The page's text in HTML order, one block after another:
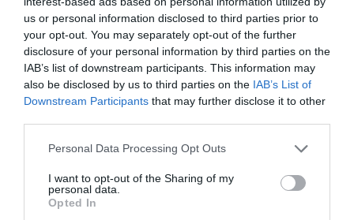
us or personal information disclosed to third parties prior to
your opt-out. You may separately opt-out of the further
disclosure of your personal information by third parties on the
IAB’s list of downstream participants. This information may
also be disclosed by us to third parties on the IAB’s List of
Downstream Participants that may further disclose it to other
Please note that this website/app uses one or more Google
not limited to your visit or usage behaviour. You may click to
grant or deny consent to Google and its third-party tags to
use your data for below specified purposes in below Google
Personal Data Processing Opt Outs
I want to opt-out of the Sharing of my
personal data.
Opted In
06.08.2026 | 07:51